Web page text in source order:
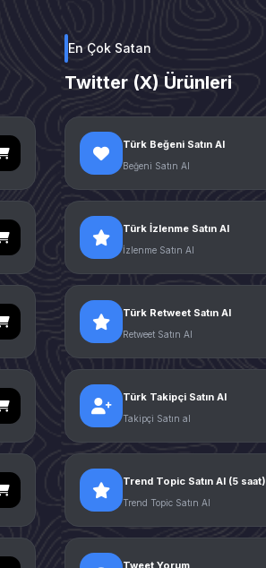
En Çok Satan
Twitter (X) Ürünleri
Türk Beğeni Satın Al
Beğeni Satın Al
Türk İzlenme Satın Al
İzlenme Satın Al
Türk Retweet Satın Al
Retweet Satın Al
Türk Takipçi Satın Al
Takipçi Satın al
Trend Topic Satın Al (5 saat)
Trend Topic Satın Al